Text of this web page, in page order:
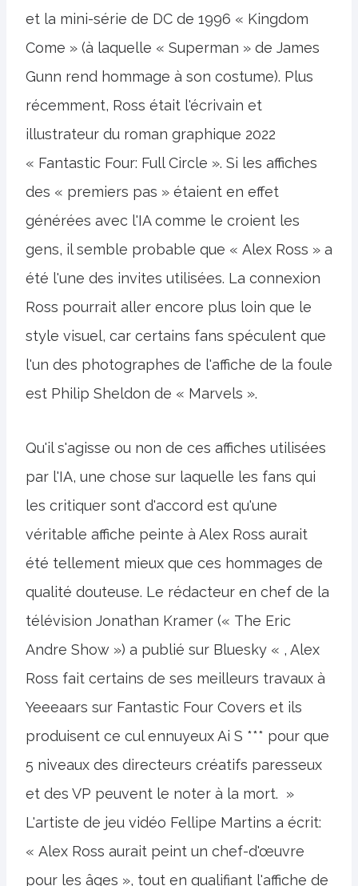
et la mini-série de DC de 1996 « Kingdom
Come » (à laquelle « Superman » de James
Gunn rend hommage à son costume). Plus
récemment, Ross était l'écrivain et
illustrateur du roman graphique 2022
« Fantastic Four: Full Circle ». Si les affiches
des « premiers pas » étaient en effet
générées avec l'IA comme le croient les
gens, il semble probable que « Alex Ross » a
été l'une des invites utilisées. La connexion
Ross pourrait aller encore plus loin que le
style visuel, car certains fans spéculent que
l'un des photographes de l'affiche de la foule
est Philip Sheldon de « Marvels ».
Qu'il s'agisse ou non de ces affiches utilisées
par l'IA, une chose sur laquelle les fans qui
les critiquer sont d'accord est qu'une
véritable affiche peinte à Alex Ross aurait
été tellement mieux que ces hommages de
qualité douteuse. Le rédacteur en chef de la
télévision Jonathan Kramer (« The Eric
Andre Show ») a publié sur Bluesky « , Alex
Ross fait certains de ses meilleurs travaux à
Yeeeaars sur Fantastic Four Covers et ils
produisent ce cul ennuyeux Ai S *** pour que
5 niveaux des directeurs créatifs paresseux
et des VP peuvent le noter à la mort. »
L'artiste de jeu vidéo Fellipe Martins a écrit:
« Alex Ross aurait peint un chef-d'œuvre
pour les âges », tout en qualifiant l'affiche de